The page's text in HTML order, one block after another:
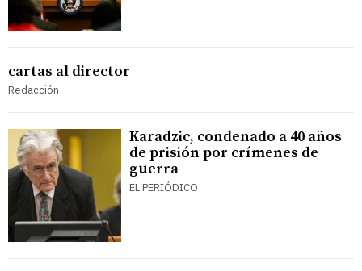
cartas al director
Redacción
Karadzic, condenado a 40 años
de prisión por crímenes de
guerra
EL PERIÓDICO